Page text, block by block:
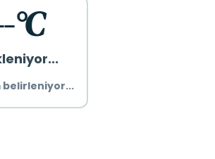
°C
belirleniyor...